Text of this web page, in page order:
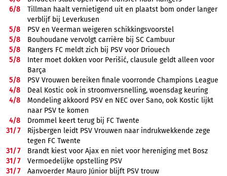
6/8
Tillman haalt vernietigend uit en plaatst bom onder langer
verblijf bij Leverkusen
5/8
PSV en Veerman weigeren schikkingsvoorstel
5/8
Bouhoudane vervolgt carrière bij SC Cambuur
5/8
Rangers FC meldt zich bij PSV voor Driouech
5/8
Inter moet dokken voor Perišić, clausule geldt alleen voor
Barça
5/8
PSV Vrouwen bereiken finale voorronde Champions League
4/8
Deal Kostic ook in stroomversnelling, woensdag keuring
4/8
Mondeling akkoord PSV en NEC over Sano, ook Kostic lijkt
naar PSV te komen
4/8
Drommel keert terug bij FC Twente
31/7
Rijsbergen leidt PSV Vrouwen naar indrukwekkende zege
tegen FC Twente
31/7
Brandt kiest voor Ajax en niet voor hereniging met Bosz
31/7
Vermoedelijke opstelling PSV
31/7
Aanvoerder Mauro Júnior blijft PSV trouw